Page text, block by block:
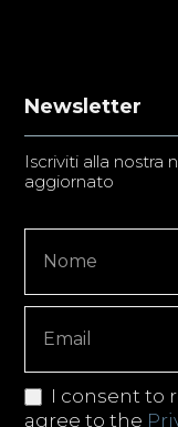
Newsletter
Iscriviti alla nostra
aggiornato
Signup
Copy
I consent to
agree to the